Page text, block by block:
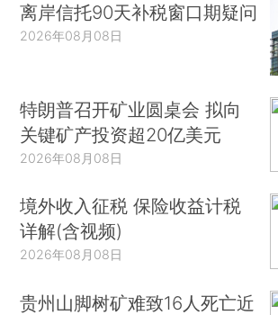
离岸信托90天补税窗口期疑问
2026年08月08日
特朗普召开矿业圆桌会 拟向
关键矿产投资超20亿美元
2026年08月08日
境外收入征税 保险收益计税
详解(含视频)
2026年08月08日
贵州山脚树矿难致16人死亡近